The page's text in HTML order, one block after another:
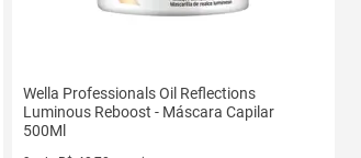
Wella Professionals Oil Reflections
Luminous Reboost - Máscara Capilar
500Ml